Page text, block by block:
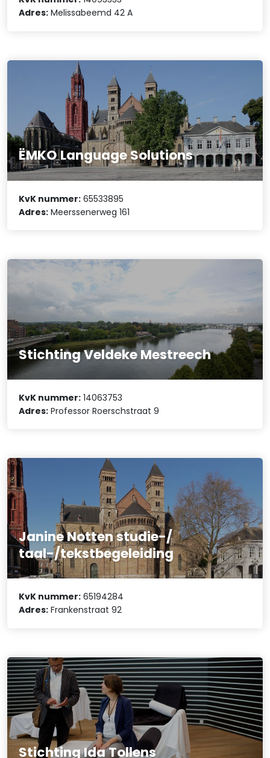
Adres: Melissabeemd 42 A
ËMKO Language Solutions
KvK nummer: 65533895
Adres: Meerssenerweg 161
Stichting Veldeke Mestreech
KvK nummer: 14063753
Adres: Professor Roerschstraat 9
Janine Notten studie-/
taal-/tekstbegeleiding
KvK nummer: 65194284
Adres: Frankenstraat 92
Stichting Ida Tollens